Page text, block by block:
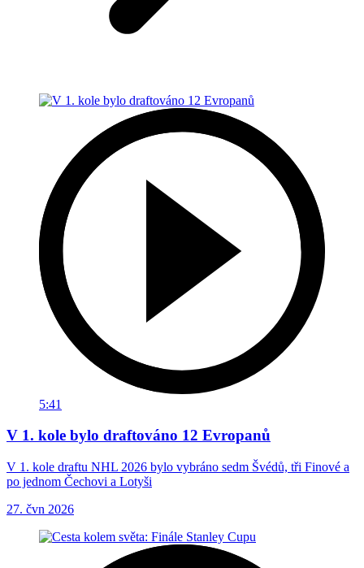
5:41
V 1. kole bylo draftováno 12 Evropanů
V 1. kole draftu NHL 2026 bylo vybráno sedm Švédů, tři Finové a
po jednom Čechovi a Lotyši
27. čvn 2026